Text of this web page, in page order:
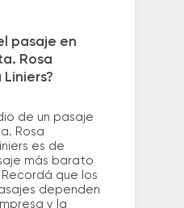
pasaje en
Rosa
de un pasaje
Rosa
es de
más barato
que los
dependen
y la